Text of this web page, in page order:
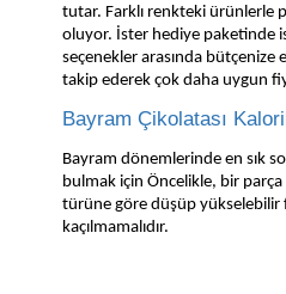
tutar. Farklı renkteki ürünlerle
oluyor. İster hediye paketinde
seçenekler arasında
takip ederek çok daha uygun
Bayram Çikolatası
Bayram dönemlerinde en sık
bulmak için Öncelikle, bir
türüne göre düşüp yükselebilir
kaçılmamalıdır.